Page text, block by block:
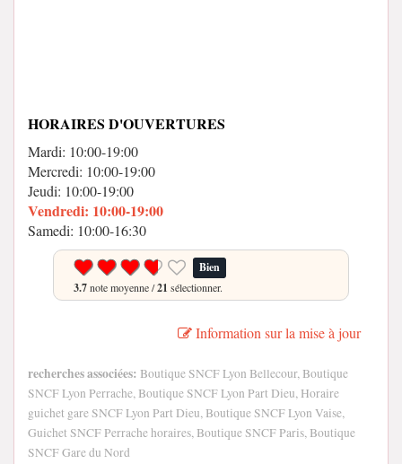
HORAIRES D'OUVERTURES
Mardi: 10:00-19:00
Mercredi: 10:00-19:00
Jeudi: 10:00-19:00
Vendredi: 10:00-19:00
Samedi: 10:00-16:30
Bien
3.7note moyenne /21 sélectionner.
Information sur la mise à jour
recherches associées: Boutique SNCF Lyon Bellecour, Boutique
SNCF Lyon Perrache, Boutique SNCF Lyon Part Dieu, Horaire
guichet gare SNCF Lyon Part Dieu, Boutique SNCF Lyon Vaise,
Guichet SNCF Perrache horaires, Boutique SNCF Paris, Boutique
SNCF Gare du Nord